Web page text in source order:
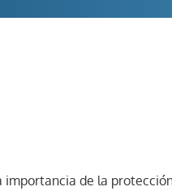
importancia de la